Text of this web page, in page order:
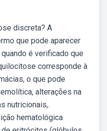
discreta? A
que pode aparecer
é verificado que
corresponde à
o que pode
alterações na
nutricionais,.
hematológica